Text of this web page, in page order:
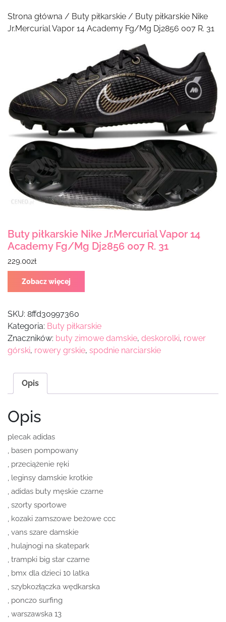
Strona główna / Buty piłkarskie / Buty piłkarskie Nike
Jr.Mercurial Vapor 14 Academy Fg/Mg Dj2856 007 R. 31
Buty piłkarskie Nike Jr.Mercurial Vapor 14
Academy Fg/Mg Dj2856 007 R. 31
229.00zł
Zobacz więcej
SKU: 8ffd30997360
Kategoria: Buty piłkarskie
Znaczników: buty zimowe damskie, deskorolki, rower
górski, rowery grskie, spodnie narciarskie
Opis
Opis
plecak adidas
, basen pompowany
, przeciążenie ręki
, leginsy damskie krotkie
, adidas buty męskie czarne
, szorty sportowe
, kozaki zamszowe beżowe ccc
, vans szare damskie
, hulajnogi na skatepark
, trampki big star czarne
, bmx dla dzieci 10 latka
, szybkozłączka wędkarska
, ponczo surfing
, warszawska 13